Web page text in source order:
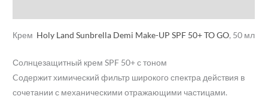
Крем Holy Land Sunbrella Demi Make-UP SPF 50+ TO GO, 50 мл
Солнцезащитный крем SPF 50+ с тоном
Cодержит химический фильтр широкого спектра действия в
сочетании с механическими отражающими частицами.